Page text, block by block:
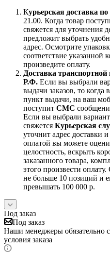
Курьерская доставка
21.00. Когда товар
свяжется для уточнения
предложит выбрать
адрес. Осмотрите
соответствие указанной
произведите оплату.
Доставка
Р.Ф. Если вы выбрали
выдачи заказов, то когда
пункт выдачи, на ваш
поступит СМС
Если вы выбрали
свяжется Курьерская
уточнит адрес доставки
оплатой вы можете
целостность, вскрыть
заказанного товара,
этого произвести
не больше 10 позиций и
превышать 100 000 р.
Под заказ
Под заказ
Наши менеджеры обязательно
условия заказа